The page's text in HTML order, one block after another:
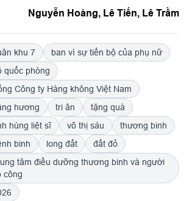
Nguyễn Hoàng, Lê Tiến, Lê Trầm
khu 7
ban vì sự tiến bộ của phụ nữ
quốc phòng
Công ty Hàng không Việt Nam
hương
tri ân
tặng quà
hùng liệt sĩ
võ thị sáu
thương binh
binh
long đất
đất đỏ
tâm điều dưỡng thương binh và người
công